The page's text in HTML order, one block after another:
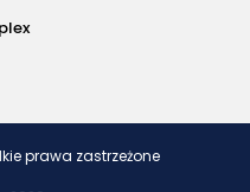
prawa zastrzeżone